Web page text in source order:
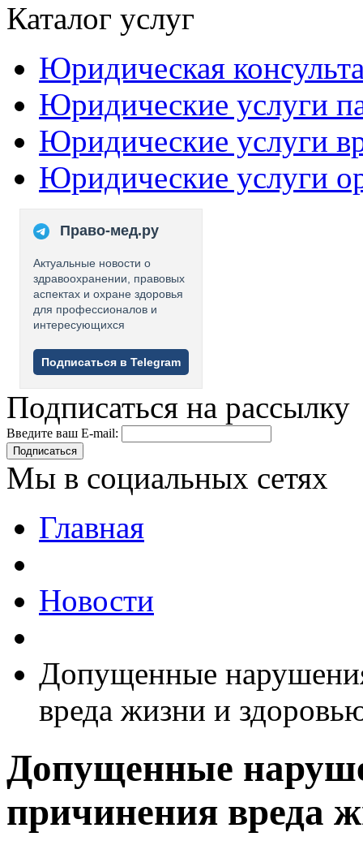
Каталог услуг
Юридическая
Юридические услуги
Юридические услуги
Юридические услуги
Право-мед.ру
Актуальные новости о
здравоохранении, правовых
аспектах и охране здоровья
для профессионалов и
интересующихся
Подписаться в Telegram
Подписаться на рассылку
Введите ваш E-mail:
Подписаться
Мы в социальных сетях
Главная
Новости
Допущенные
вреда жизни и
Допущенные
причинения вреда